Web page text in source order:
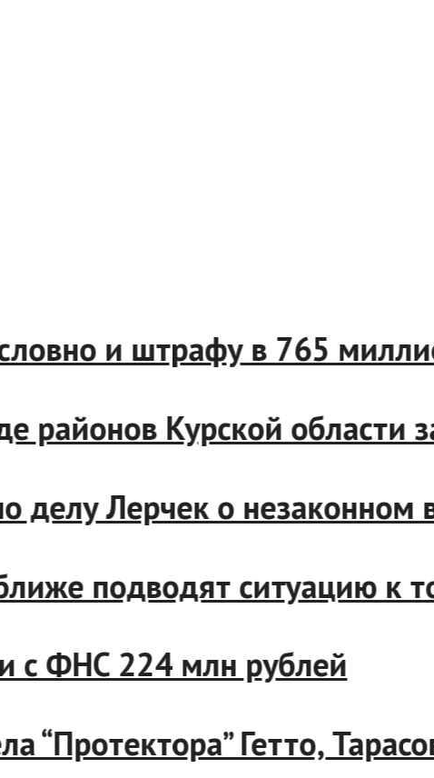
условно и штрафу в 765
районов Курской
по делу Лерчек о
ближе подводят ситуацию
с ФНС 224 млн рублей
“Протектора” Гетто,